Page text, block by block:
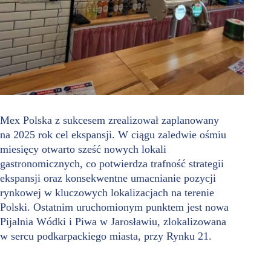
Mex Polska z sukcesem zrealizował zaplanowany
na 2025 rok cel ekspansji. W ciągu zaledwie ośmiu
miesięcy otwarto sześć nowych lokali
gastronomicznych, co potwierdza trafność strategii
ekspansji oraz konsekwentne umacnianie pozycji
rynkowej w kluczowych lokalizacjach na terenie
Polski. Ostatnim uruchomionym punktem jest nowa
Pijalnia Wódki i Piwa w Jarosławiu, zlokalizowana
w sercu podkarpackiego miasta, przy Rynku 21.